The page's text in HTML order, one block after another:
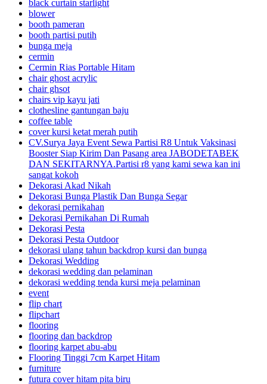
black curtain starlight
blower
booth pameran
booth partisi putih
bunga meja
cermin
Cermin Rias Portable Hitam
chair ghost acrylic
chair ghsot
chairs vip kayu jati
clothesline gantungan baju
coffee table
cover kursi ketat merah putih
CV.Surya Jaya Event Sewa Partisi R8 Untuk Vaksinasi
Booster Siap Kirim Dan Pasang area JABODETABEK
DAN SEKITARNYA.Partisi r8 yang kami sewa kan ini
sangat kokoh
Dekorasi Akad Nikah
Dekorasi Bunga Plastik Dan Bunga Segar
dekorasi pernikahan
Dekorasi Pernikahan Di Rumah
Dekorasi Pesta
Dekorasi Pesta Outdoor
dekorasi ulang tahun backdrop kursi dan bunga
Dekorasi Wedding
dekorasi wedding dan pelaminan
dekorasi wedding tenda kursi meja pelaminan
event
flip chart
flipchart
flooring
flooring dan backdrop
flooring karpet abu-abu
Flooring Tinggi 7cm Karpet Hitam
furniture
futura cover hitam pita biru